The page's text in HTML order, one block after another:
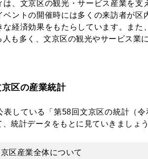
は、文京区の観光・サービス産業を支
ベントの開催時には多くの来訪者が
な経済効果をもたらしています。ま
も多く、文京区の観光やサービス業
区の産業統計
表している「第58回文京区の統計（
統計データをもとに見ていきましょう
区産業全体について